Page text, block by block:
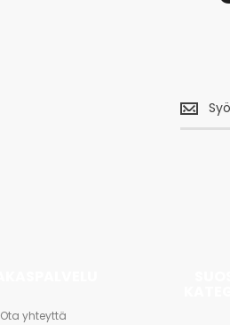
Ota yhteyttä